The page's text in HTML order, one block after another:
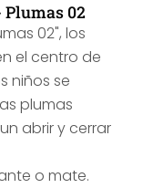
02
02", los
el centro de
niños se
plumas
abrir y cerrar
o mate.